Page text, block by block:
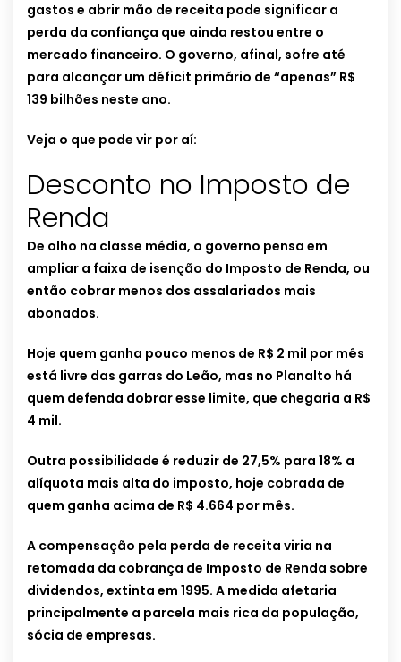
gastos e abrir mão de receita pode significar a
perda da confiança que ainda restou entre o
mercado financeiro. O governo, afinal, sofre até
para alcançar um déficit primário de “apenas” R$
139 bilhões neste ano.
Veja o que pode vir por aí:
Desconto no Imposto de
Renda
De olho na classe média, o governo pensa em
ampliar a faixa de isenção do Imposto de Renda, ou
então cobrar menos dos assalariados mais
abonados.
Hoje quem ganha pouco menos de R$ 2 mil por mês
está livre das garras do Leão, mas no Planalto há
quem defenda dobrar esse limite, que chegaria a R$
4 mil.
Outra possibilidade é reduzir de 27,5% para 18% a
alíquota mais alta do imposto, hoje cobrada de
quem ganha acima de R$ 4.664 por mês.
A compensação pela perda de receita viria na
retomada da cobrança de Imposto de Renda sobre
dividendos, extinta em 1995. A medida afetaria
principalmente a parcela mais rica da população,
sócia de empresas.